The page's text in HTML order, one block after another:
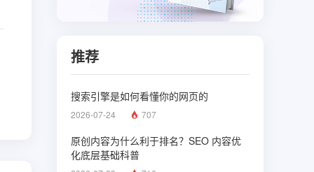
推荐
搜索引擎是如何看懂你的网页的
2026-07-24 707
原创内容为什么利于排名？SEO 内容优
化底层基础科普